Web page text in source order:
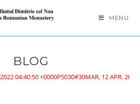
MENU
BLOG
04:40:50 +0000P5030#30MAR, 12 APR.